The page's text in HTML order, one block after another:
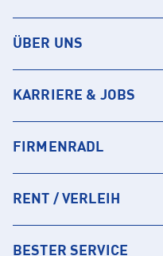
ÜBER UNS
KARRIERE & JOBS
FIRMENRADL
RENT / VERLEIH
BESTER SERVICE